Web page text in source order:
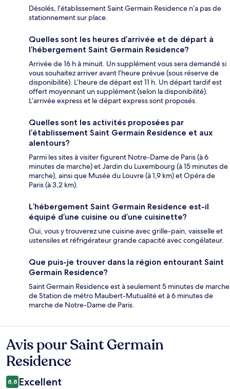
Désolés, l’établissement Saint Germain Residence n’a pas de
stationnement sur place.
Quelles sont les heures d’arrivée et de départ à
l’hébergement Saint Germain Residence?
Arrivée de 16 h à minuit. Un supplément vous sera demandé si
vous souhaitez arriver avant l’heure prévue (sous réserve de
disponibilité). L’heure de départ est 11 h. Un départ tardif est
offert moyennant un supplément (selon la disponibilité).
L’arrivée express et le départ express sont proposés.
Quelles sont les activités proposées par
l’établissement Saint Germain Residence et aux
alentours?
Parmi les sites à visiter figurent Notre-Dame de Paris (à 6
minutes de marche) et Jardin du Luxembourg (à 15 minutes de
marche), ainsi que Musée du Louvre (à 1,9 km) et Opéra de
Paris (à 3,2 km).
L’hébergement Saint Germain Residence est-il
équipé d’une cuisine ou d’une cuisinette?
Oui, vous y trouverez une cuisine avec grille-pain, vaisselle et
ustensiles et réfrigérateur grande capacité avec congélateur.
Que puis-je trouver dans la région entourant Saint
Germain Residence?
Saint Germain Residence est à seulement 5 minutes de marche
de Station de métro Maubert-Mutualité et à 6 minutes de
marche de Notre-Dame de Paris.
Avis
Avis pour Saint Germain
Residence
8,8 Excellent